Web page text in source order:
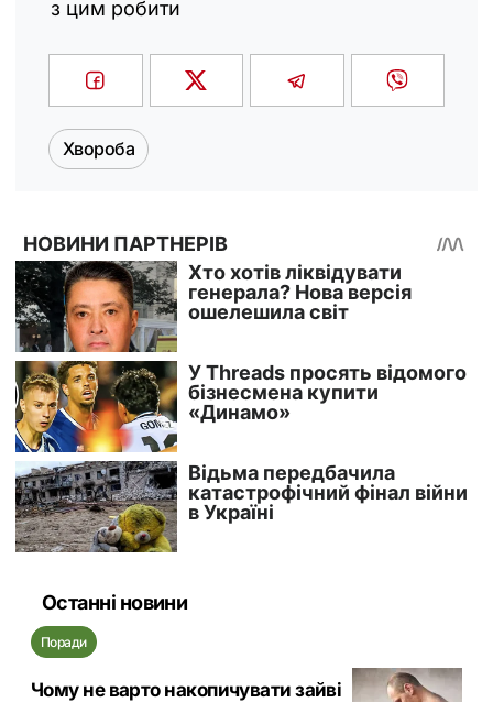
з цим робити
Хвороба
Останні новини
Поради
Чому не варто накопичувати зайві